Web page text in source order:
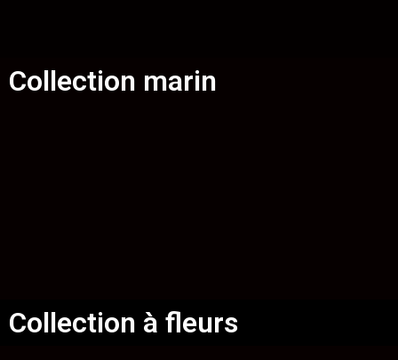
Collection marin
Collection à fleurs